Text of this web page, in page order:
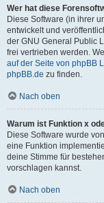
Wer hat diese
Diese Software (in ihrer
entwickelt und
der GNU General Public
frei vertrieben werden.
auf der Seite von phpBB
phpBB.de zu finden.
Nach oben
Warum ist Funktion x
Diese Software wurde
eine Funktion
deine Stimme für
vorschlagen kannst.
Nach oben